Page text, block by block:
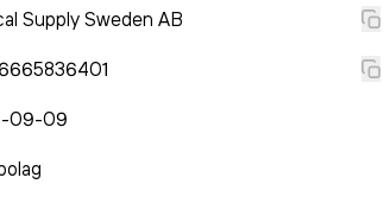
Supply Sweden AB
09-09